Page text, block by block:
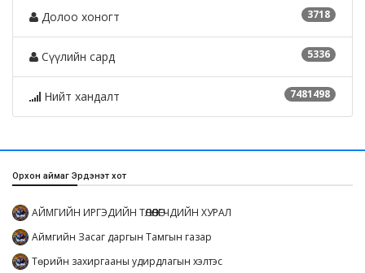
3718
Долоо хоногт
5336
Сүүлийн сард
7481498
Нийт хандалт
Орхон аймаг Эрдэнэт хот
АЙМГИЙН ИРГЭДИЙН ТӨЛӨӨЛӨГЧДИЙН ХУРАЛ
Аймгийн Засаг даргын Тамгын газар
Төрийн захиргааны удирдлагын хэлтэс